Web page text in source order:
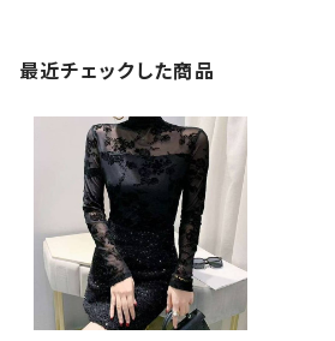
最近チェックした商品